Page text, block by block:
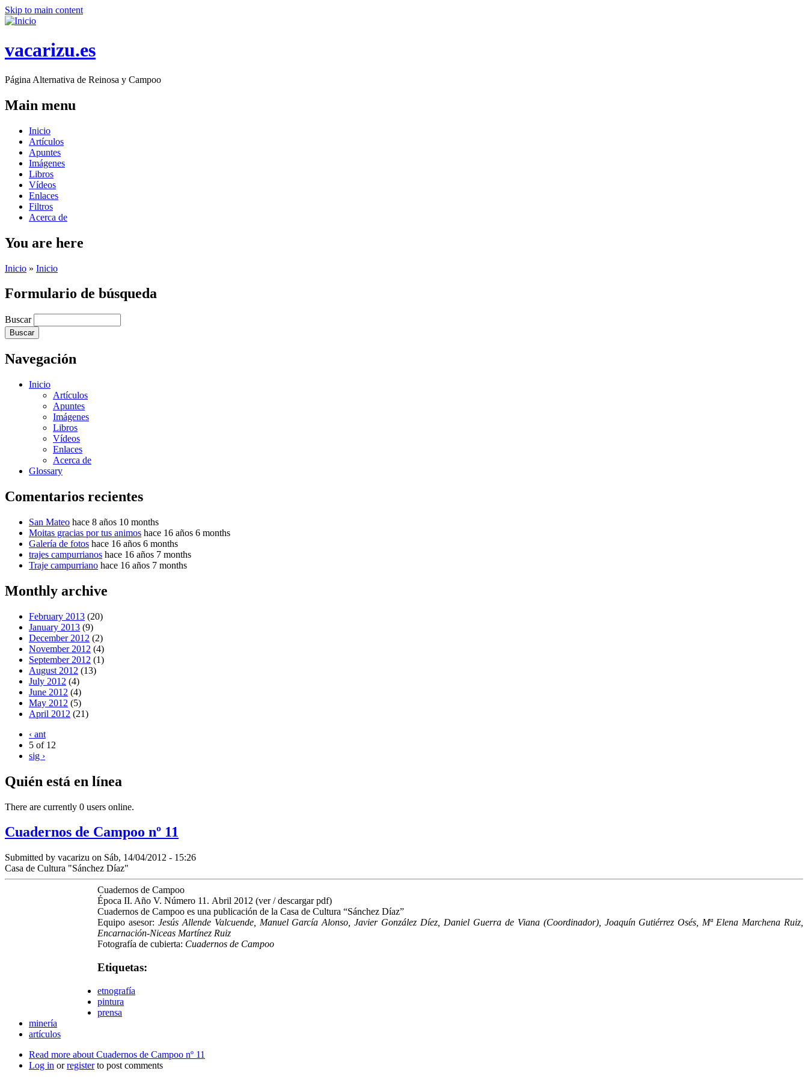
Skip to main content
vacarizu.es
Página Alternativa de Reinosa y Campoo
Main menu
Inicio
Artículos
Apuntes
Imágenes
Libros
Vídeos
Enlaces
Filtros
Acerca de
You are here
Inicio » Inicio
Formulario de búsqueda
Buscar
Navegación
Inicio
Artículos
Apuntes
Imágenes
Libros
Vídeos
Enlaces
Acerca de
Glossary
Comentarios recientes
San Mateo hace 8 años 10 months
Moitas gracias por tus animos hace 16 años 6 months
Galería de fotos hace 16 años 6 months
trajes campurrianos hace 16 años 7 months
Traje campurriano hace 16 años 7 months
Monthly archive
February 2013 (20)
January 2013 (9)
December 2012 (2)
November 2012 (4)
September 2012 (1)
August 2012 (13)
July 2012 (4)
June 2012 (4)
May 2012 (5)
April 2012 (21)
‹ ant
5 of 12
sig ›
Quién está en línea
There are currently 0 users online.
Cuadernos de Campoo nº 11
Submitted by vacarizu on Sáb, 14/04/2012 - 15:26
Casa de Cultura "Sánchez Díaz"
Cuadernos de Campoo
Época II. Año V. Número 11. Abril 2012 (ver / descargar pdf)
Cuadernos de Campoo es una publicación de la Casa de Cultura “Sánchez Díaz”
Equipo asesor: Jesús Allende Valcuende, Manuel García Alonso, Javier González Díez, Daniel Guerra de Viana (Coordinador), Joaquín Gutiérrez Osés, Mª Elena Marchena Ruiz,
Encarnación-Niceas Martínez Ruiz
Fotografía de cubierta: Cuadernos de Campoo
Etiquetas:
etnografía
pintura
prensa
minería
artículos
Read more about Cuadernos de Campoo nº 11
Log in orregisterto post comments